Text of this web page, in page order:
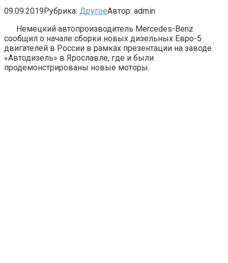
09.09.2019Рубрика: ДругоеАвтор: admin
Немецкий автопроизводитель Mercedes-Benz
сообщил о начале сборки новых дизельных Евро-5
двигателей в России в рамках презентации на заводе
«Автодизель» в Ярославле, где и были
продемонстрированы новые моторы.